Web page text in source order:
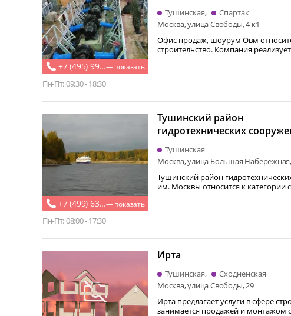
+7 (495) 99...— показать
Пн-Пт: 09:30 - 18:30
Тушинская
Спартак
Москва, улица Свободы, 4 к1
Офис продаж, шоурум Овм
строительство. Компания реализует нефтегазовое,
+7 (499) 63...— показать
Пн-Пт: 08:00 - 17:30
Тушинский район
гидротехнических
Набережной улице
Тушинская
Москва, улица Большая
Тушинский район
им. Москвы относится к категории
Ирта
Тушинская
Сходненская
Москва, улица Свободы, 29
Ирта предлагает услуги в сфере
занимается продажей и монтажом